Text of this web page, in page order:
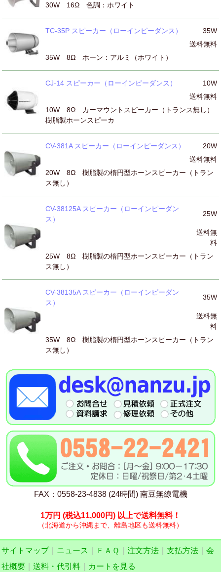
30W 16Ω 色調：ホワイト
TC-35P スピーカー（ローインピーダンス）
35W
送料無料
35W 8Ω ホーン：アルミ（ホワイト）
CJ-14 スピーカー（ローインピーダンス）
10W
送料無料
10W 8Ω カーマウントスピーカー（トランス無し）
樹脂製ホーンスピーカ
CV-381A スピーカー（ローインピーダンス）
20W
送料無料
20W 8Ω 樹脂製の楕円型ホーンスピーカー（トラン
ス無し）
CV-38125A スピーカー（ローインピーダン
ス）
25W
送料無
料
25W 8Ω 樹脂製の楕円型ホーンスピーカー（トラン
ス無し）
CV-38135A スピーカー（ローインピーダン
ス）
35W
送料無
料
35W 8Ω 樹脂製の楕円型ホーンスピーカー（トラン
ス無し）
FAX：0558-23-4838 (24時間) 南豆無線電機
1万円 (税込11,000円) 以上で送料無料！
（北海道から沖縄まで、離島地区も送料無料）
サイトマップ｜ ニュース ＦＡＱ 注文方法 支払方法
会
社概要
送料・代引料 カートを見る